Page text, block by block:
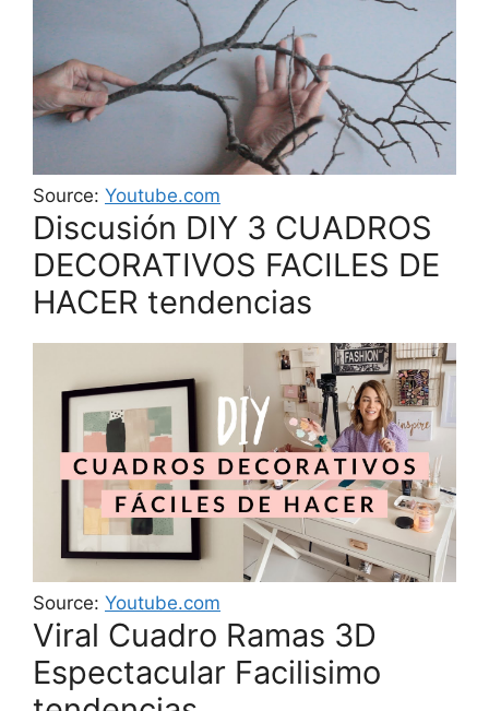
Source: Youtube.com
Discusión DIY 3 CUADROS
DECORATIVOS FACILES DE
HACER tendencias
Source: Youtube.com
Viral Cuadro Ramas 3D
Espectacular Facilisimo